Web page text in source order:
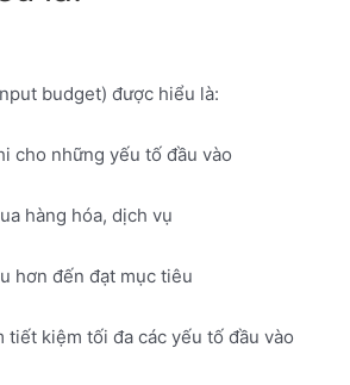
budget) được hiểu là:
cho những yếu tố đầu vào
hàng hóa, dịch vụ
hơn đến đạt mục tiêu
tiết kiệm tối đa các yếu tố đầu vào